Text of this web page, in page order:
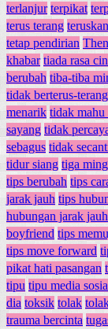
terlanjur terpikat
terus terang
tetap pendirian
khabar tiada rasa
berubah tiba-tiba
tidak berterus-terang
menarik tidak mahu
sayang tidak
sebagus tidak
tidur siang tiga
tips berubah tips
jarak jauh tips
hubungan jarak jauh
boyfriend tips
tips move forward
pikat hati pasangan
tipu tipu media
dia toksik tolak
trauma bercinta